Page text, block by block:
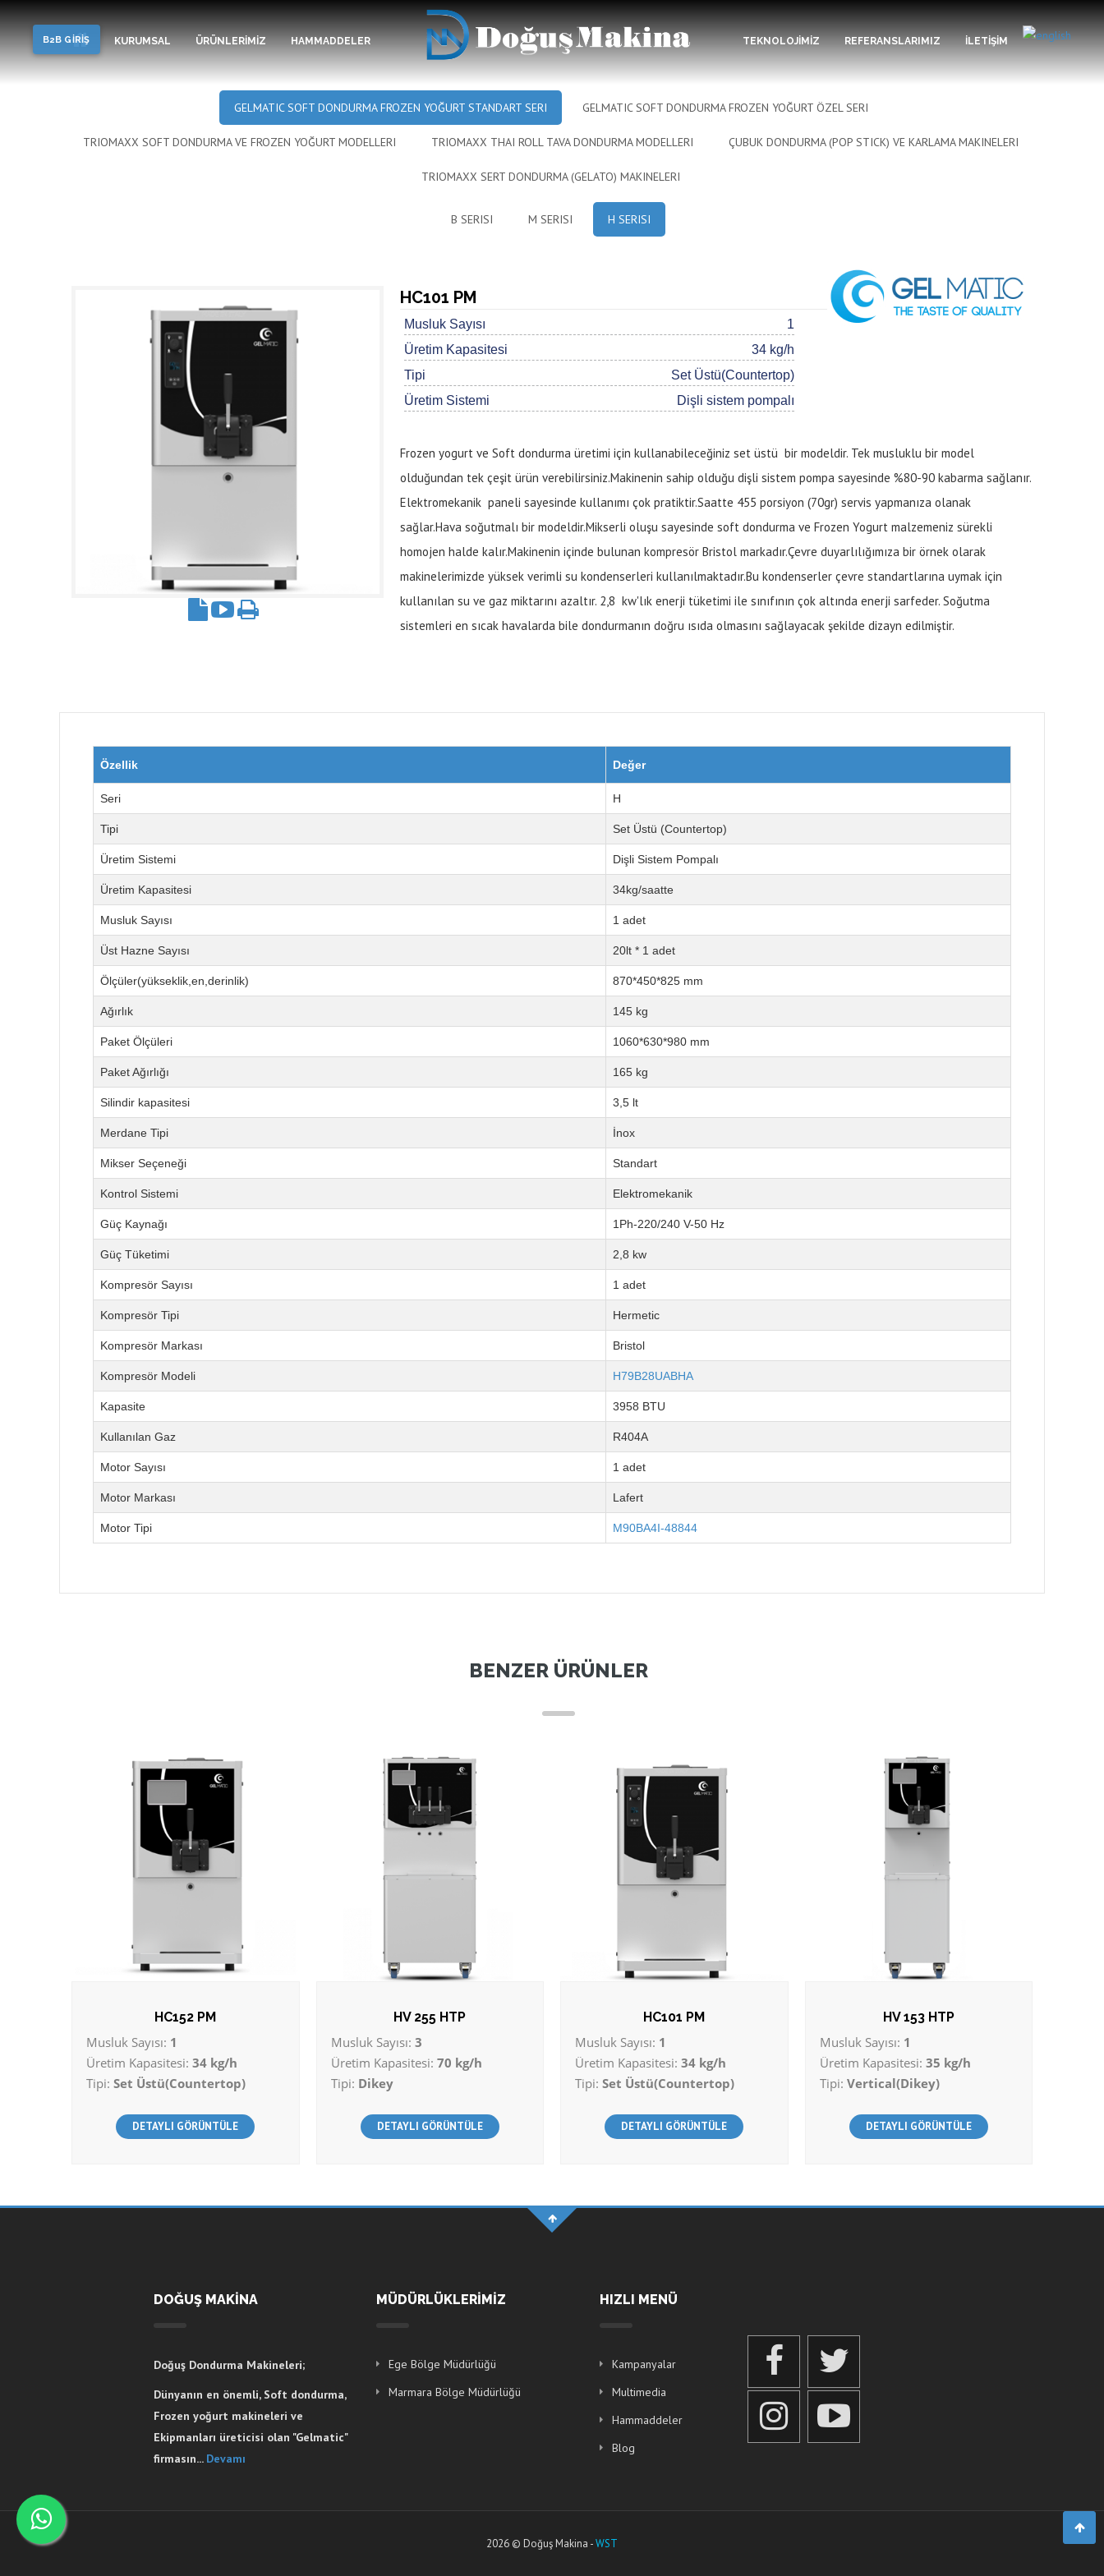
Soft Dondurma, Frozen Yoğurt
B2B GİRİŞ KURUMSAL ÜRÜNLERİMİZ HAMMADDELER TEKNOLOJİMİZ REFERANSLARIMIZ İLETİŞİM
GELMATIC SOFT DONDURMA FROZEN YOĞURT STANDART SERI GELMATIC SOFT DONDURMA FROZEN YOĞURT ÖZEL SERI
TRIOMAXX SOFT DONDURMA VE FROZEN YOĞURT MODELLERI TRIOMAXX THAI ROLL TAVA DONDURMA MODELLERI ÇUBUK DONDURMA (POP STICK) VE KARLAMA MAKINELERI
TRIOMAXX SERT DONDURMA (GELATO) MAKINELERI
B SERISI M SERISI H SERISI
HC101 PM
Musluk Sayısı
1
Üretim Kapasitesi
34 kg/h
Tipi
Set Üstü(Countertop)
Üretim Sistemi
Dişli sistem pompalı
Frozen yogurt ve Soft dondurma üretimi için kullanabileceğiniz set üstü bir modeldir. Tek musluklu bir model
olduğundan tek çeşit ürün verebilirsiniz.Makinenin sahip olduğu dişli sistem pompa sayesinde %80-90 kabarma sağlanır.
Elektromekanik paneli sayesinde kullanımı çok pratiktir.Saatte 455 porsiyon (70gr) servis yapmanıza olanak
sağlar.Hava soğutmalı bir modeldir.Mikserli oluşu sayesinde soft dondurma ve Frozen Yogurt malzemeniz sürekli
homojen halde kalır.Makinenin içinde bulunan kompresör Bristol markadır.Çevre duyarlılığımıza bir örnek olarak
makinelerimizde yüksek verimli su kondenserleri kullanılmaktadır.Bu kondenserler çevre standartlarına uymak için
kullanılan su ve gaz miktarını azaltır. 2,8 kw'lık enerji tüketimi ile sınıfının çok altında enerji sarfeder. Soğutma
sistemleri en sıcak havalarda bile dondurmanın doğru ısıda olmasını sağlayacak şekilde dizayn edilmiştir.
Özellik Değer
Seri H
Tipi Set Üstü (Countertop)
Üretim Sistemi Dişli Sistem Pompalı
Üretim Kapasitesi 34kg/saatte
Musluk Sayısı 1 adet
Üst Hazne Sayısı 20lt * 1 adet
Ölçüler(yükseklik,en,derinlik) 870*450*825 mm
Ağırlık 145 kg
Paket Ölçüleri 1060*630*980 mm
Paket Ağırlığı 165 kg
Silindir kapasitesi 3,5 lt
Merdane Tipi İnox
Mikser Seçeneği Standart
Kontrol Sistemi Elektromekanik
Güç Kaynağı 1Ph-220/240 V-50 Hz
Güç Tüketimi 2,8 kw
Kompresör Sayısı 1 adet
Kompresör Tipi Hermetic
Kompresör Markası Bristol
Kompresör Modeli H79B28UABHA
Kapasite 3958 BTU
Kullanılan Gaz R404A
Motor Sayısı 1 adet
Motor Markası Lafert
Motor Tipi M90BA4I-48844
BENZER ÜRÜNLER
HC152 PM
Musluk Sayısı: 1
Üretim Kapasitesi: 34 kg/h
Tipi: Set Üstü(Countertop)
DETAYLI GÖRÜNTÜLE
HV 255 HTP
Musluk Sayısı: 3
Üretim Kapasitesi: 70 kg/h
Tipi: Dikey
DETAYLI GÖRÜNTÜLE
HC101 PM
Musluk Sayısı: 1
Üretim Kapasitesi: 34 kg/h
Tipi: Set Üstü(Countertop)
DETAYLI GÖRÜNTÜLE
HV 153 HTP
Musluk Sayısı: 1
Üretim Kapasitesi: 35 kg/h
Tipi: Vertical(Dikey)
DETAYLI GÖRÜNTÜLE
DOĞUŞ MAKİNA
Doğuş Dondurma Makineleri;
Dünyanın en önemli, Soft dondurma,
Frozen yoğurt makineleri ve
Ekipmanları üreticisi olan "Gelmatic"
firmasın... Devamı
MÜDÜRLÜKLERİMİZ
Ege Bölge Müdürlüğü
Marmara Bölge Müdürlüğü
HIZLI MENÜ
Kampanyalar
Multimedia
Hammaddeler
Blog
2026 © Doğuş Makina -WST